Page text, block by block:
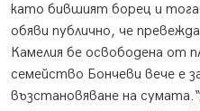
като бившият борец и
обяви публично, че
Камелия бе освободена от
семейство Бончеви вече е
възстановяване на